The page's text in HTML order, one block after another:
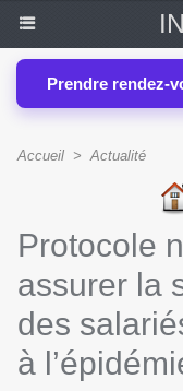
Prendre rendez-
Accueil > Actualité
Protocole
assurer la
des
à